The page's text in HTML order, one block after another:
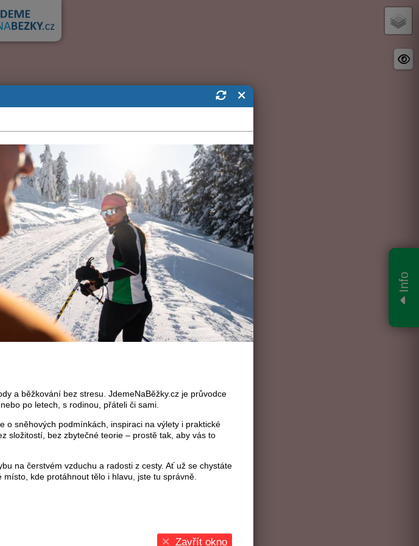
Info
a běžkování bez stresu. JdemeNaBěžky.cz je průvodce
po letech, s rodinou, přáteli či sami.
o sněhových podmínkách, inspiraci na výlety i praktické
složitostí, bez zbytečné teorie – prostě tak, aby vás to
na čerstvém vzduchu a radosti z cesty. Ať už se chystáte
kde protáhnout tělo i hlavu, jste tu správně.
Zavřít okno